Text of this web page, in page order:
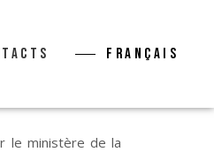
Français
le ministère de la